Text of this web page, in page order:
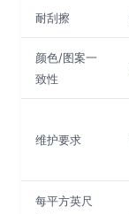
耐刮擦
颜色/图案一
致性
维护要求
每平方英尺